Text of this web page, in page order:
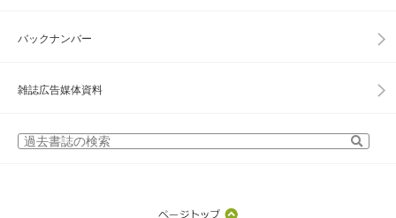
バックナンバー
雑誌広告媒体資料